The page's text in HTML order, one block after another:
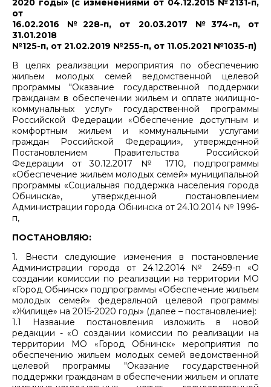
от
16.02.2016 №228-п, от 20.03.2017 №374-п, от
31.01.2018
№125-п, от 21.02.2019 №255-п, от 11.05.2021 №1035-п)
В целях реализации мероприятия по обеспечению
жильем молодых семей ведомственной целевой
программы "Оказание государственной поддержки
гражданам в обеспечении жильем и оплате жилищно-
коммунальных услуг» государственной программы
Российской Федерации «Обеспечение доступным и
комфортным жильем и коммунальными услугами
граждан Российской Федерации», утвержденной
Постановлением Правительства Российской
Федерации от 30.12.2017 № 1710, подпрограммы
«Обеспечение жильем молодых семей» муниципальной
программы «Социальная поддержка населения города
Обнинска», утвержденной постановлением
Администрации города Обнинска от 24.10.2014 № 1996-
п,
ПОСТАНОВЛЯЮ:
1. Внести следующие изменения в постановление
Администрации города от 24.12.2014 № 2459-п «О
создании комиссии по реализации на территории МО
«Город Обнинск» подпрограммы «Обеспечение жильем
молодых семей» федеральной целевой программы
«Жилище» на 2015-2020 годы» (далее – постановление):
1.1 Название постановления изложить в новой
редакции - «О создании комиссии по реализации на
территории МО «Город Обнинск» мероприятия по
обеспечению жильем молодых семей ведомственной
целевой программы "Оказание государственной
поддержки гражданам в обеспечении жильем и оплате